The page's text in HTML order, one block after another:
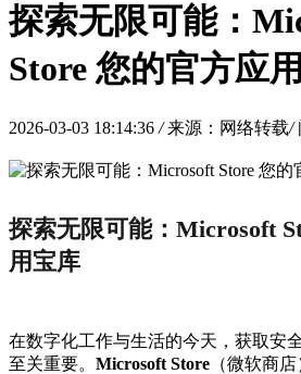
探索无限可能：
Store 您的官方应
2026-03-03 18:14:36 / 来源：网络转载/
探索无限可能：Microsoft
用宝库
在数字化工作与生活的今天，获取安
至关重要。 Microsoft Store （微软商